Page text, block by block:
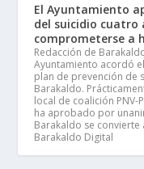
El Ayuntamiento
del suicidio cuatro
comprometerse a
Redacción de
Ayuntamiento acordó
plan de prevención de
Barakaldo.
local de coalición PNV-
ha aprobado por
Barakaldo se convierte
Barakaldo Digital